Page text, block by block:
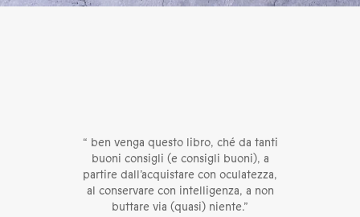
“ ben venga questo libro, ché da tanti
buoni consigli (e consigli buoni), a
partire dall’acquistare con oculatezza,
al conservare con intelligenza, a non
buttare via (quasi) niente.”